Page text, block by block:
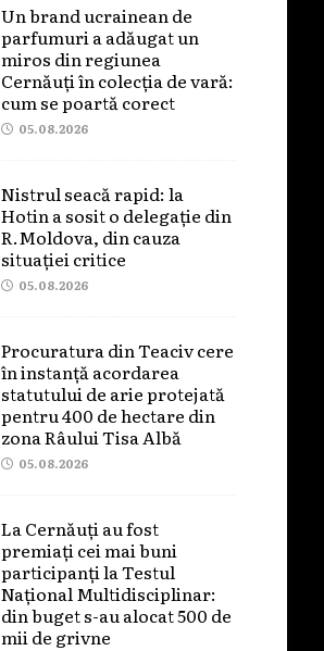
Un brand ucrainean de
parfumuri a adăugat un
miros din regiunea
Cernăuți în colecția de vară:
cum se poartă corect
05.08.2026
Nistrul seacă rapid: la
Hotin a sosit o delegație din
R.Moldova, din cauza
situației critice
05.08.2026
Procuratura din Teaciv cere
în instanță acordarea
statutului de arie protejată
pentru 400 de hectare din
zona Râului Tisa Albă
05.08.2026
La Cernăuți au fost
premiați cei mai buni
participanți la Testul
Național Multidisciplinar:
din buget s-au alocat 500 de
mii de grivne